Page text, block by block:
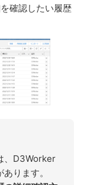
確認したい履歴
、D3Worker
ります。